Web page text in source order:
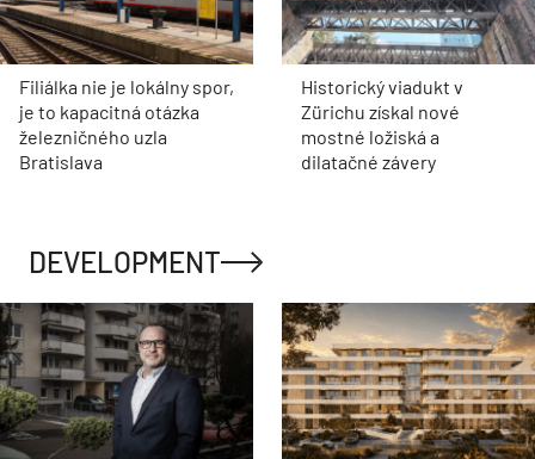
Filiálka nie je lokálny spor,
je to kapacitná otázka
železničného uzla
Bratislava
Historický viadukt v
Zürichu získal nové
mostné ložiská a
dilatačné závery
DEVELOPMENT